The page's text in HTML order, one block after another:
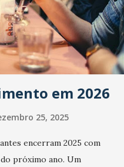
em 2026
25, 2025
encerram 2025 com
próximo ano. Um